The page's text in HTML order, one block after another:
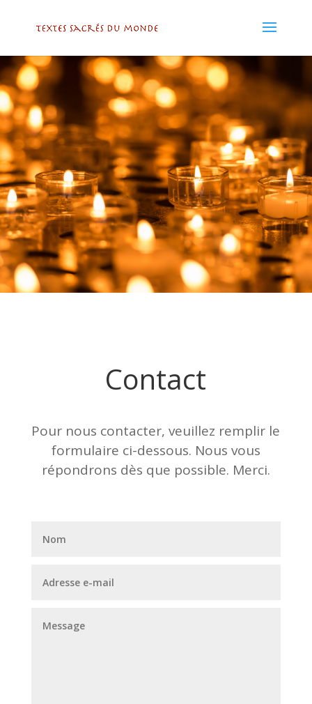
Contact
Pour nous contacter, veuillez remplir le
formulaire ci-dessous. Nous vous
répondrons dès que possible. Merci.